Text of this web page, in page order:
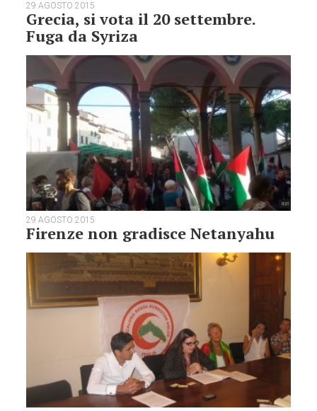
29 AGOSTO 2015
Grecia, si vota il 20 settembre.
Fuga da Syriza
29 AGOSTO 2015
Firenze non gradisce Netanyahu